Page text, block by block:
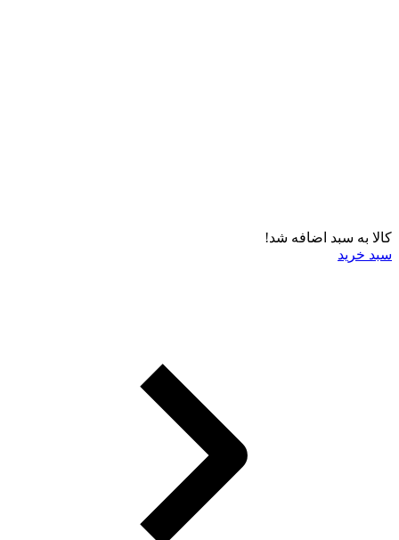
کالا به سبد اضافه شد!
سبد خرید